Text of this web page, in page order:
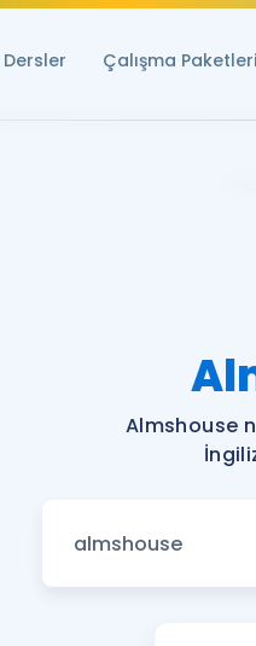
Çalışma Paketleri
Almshouse